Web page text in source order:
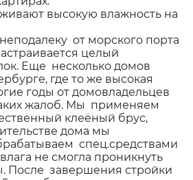
высокую влажность на
от морского порта
целый
Еще несколько домов
где то же высокая
годы от домовладельцев
жалоб. Мы применяем
клеёный брус,
дома мы
спец.средствами
не смогла проникнуть
После завершения стройки